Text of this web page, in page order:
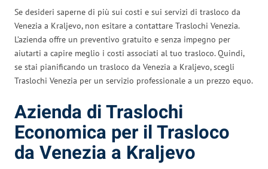
Se desideri saperne di più sui costi e sui servizi di trasloco da
Venezia a Kraljevo, non esitare a contattare Traslochi Venezia.
L’azienda offre un preventivo gratuito e senza impegno per
aiutarti a capire meglio i costi associati al tuo trasloco. Quindi,
se stai pianificando un trasloco da Venezia a Kraljevo, scegli
Traslochi Venezia per un servizio professionale a un prezzo equo.
Azienda di Traslochi
Economica per il Trasloco
da Venezia a Kraljevo